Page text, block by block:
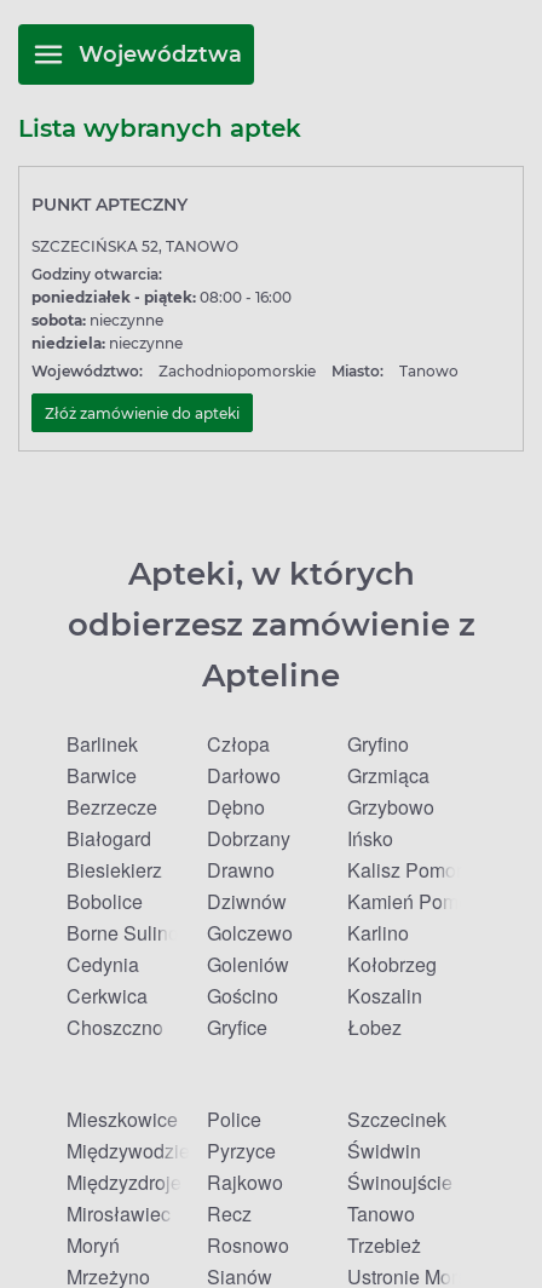
Województwa
Lista wybranych aptek
PUNKT APTECZNY
SZCZECIŃSKA 52, TANOWO
Godziny otwarcia:
poniedziałek - piątek: 08:00 - 16:00
sobota: nieczynne
niedziela: nieczynne
Województwo:
Zachodniopomorskie Miasto: Tanowo
Złóż zamówienie do apteki
Apteki, w których
odbierzesz zamówienie z
Apteline
Barlinek
Barwice
Bezrzecze
Białogard
Biesiekierz
Bobolice
Borne Sulinowo
Cedynia
Cerkwica
Choszczno
Człopa
Darłowo
Dębno
Dobrzany
Drawno
Dziwnów
Golczewo
Goleniów
Gościno
Gryfice
Gryfino
Grzmiąca
Grzybowo
Ińsko
Kalisz Pomorski
Kamień Pomorski
Karlino
Kołobrzeg
Koszalin
Łobez
Mieszkowice
Międzywodzie
Międzyzdroje
Mirosławiec
Moryń
Mrzeżyno
Police
Pyrzyce
Rajkowo
Recz
Rosnowo
Sianów
Szczecinek
Świdwin
Świnoujście
Tanowo
Trzebież
Ustronie Morskie